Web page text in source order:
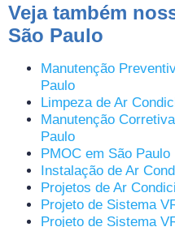
Veja também
São Paulo
Manutenção
Paulo
Limpeza de Ar
Manutenção
Paulo
PMOC em São Paulo
Instalação de Ar
Projetos de Ar
Projeto de Sistema
Projeto de Sistema